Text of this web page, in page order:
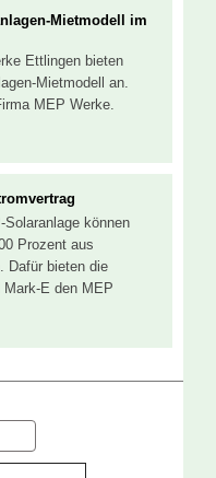
Mietmodell im
Ettlingen bieten
Mietmodell an.
MEP Werke.
können
Prozent aus
Dafür bieten die
Mark-E den MEP